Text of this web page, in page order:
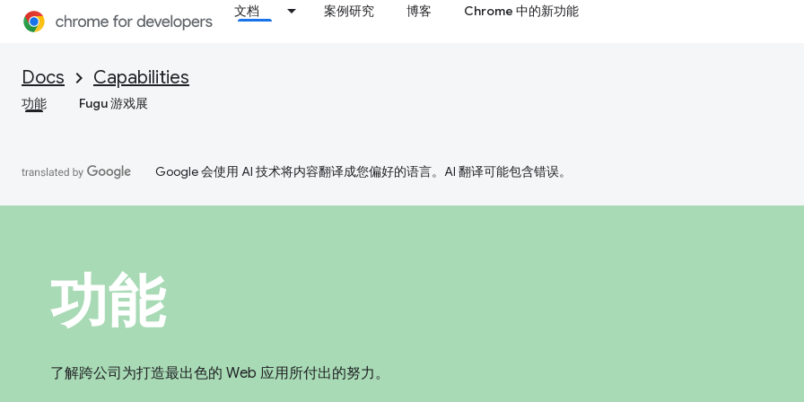
文档 案例研究 博客 Chrome 中的新功能
Docs Capabilities
功能 Fugu 游戏展
Google 会使用 AI 技术将内容翻译成您偏好的语言。AI 翻译可能包含错误。
功能
了解跨公司为打造最出色的 Web 应用所付出的努力。